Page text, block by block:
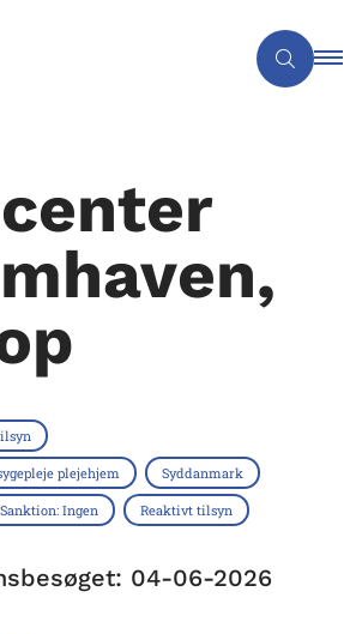
plejehjem Syddanmark
Sanktion: Ingen Reaktivt tilsyn
04-06-2026